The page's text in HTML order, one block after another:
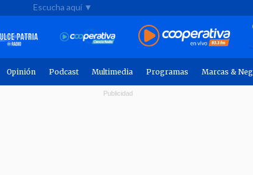
Escucha aquí ▼
Opinión Podcast Multimedia Programas Marcas &